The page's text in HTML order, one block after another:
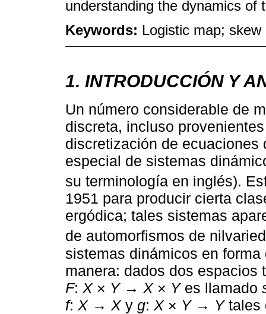
understanding the dynamics of
Keywords: Logistic map;
1. INTRODUCCIÓN Y
Un número considerable de
discreta, incluso
discretización de
especial de sistemas
su terminología en inglés).
1951 para producir cierta
ergódica; tales sistemas
de automorfismos de
sistemas dinámicos en
manera: dados dos espacios
F: X× Y→ X× Yes llamado
f: X→ Xy g: X× Y→ Ytales